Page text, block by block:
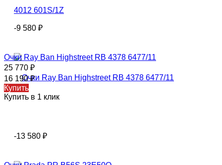
-9 580 ₽
Очки Ray Ban Highstreet RB 4378 6477/11
25 770 ₽
16 190₽
Купить
Купить в 1 клик
-13 580 ₽